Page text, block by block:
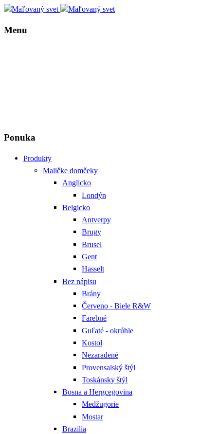
Menu
Ponuka
Produkty
Maličke domčeky
Anglicko
Londýn
Belgicko
Antverpy
Brugy
Brusel
Gent
Hasselt
Bez nápisu
Brány
Červeno - Biele R&W
Farebné
Guľaté - okrúhle
Kostol
Nezaradené
Provensalský štýl
Toskánsky štýl
Bosna a Hergcegovina
Medžugorie
Mostar
Brazilia